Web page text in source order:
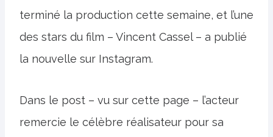
terminé la production cette semaine, et l’une
des stars du film – Vincent Cassel – a publié
la nouvelle sur Instagram.
Dans le post – vu sur cette page – l’acteur
remercie le célèbre réalisateur pour sa